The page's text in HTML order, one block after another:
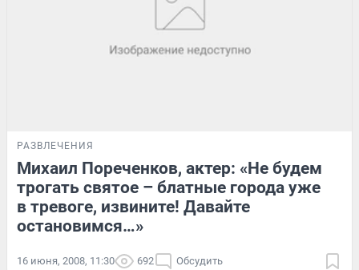
РАЗВЛЕЧЕНИЯ
Михаил Пореченков, актер: «Не будем
трогать святое – блатные города уже
в тревоге, извините! Давайте
остановимся…»
16 июня, 2008, 11:30 692 Обсудить